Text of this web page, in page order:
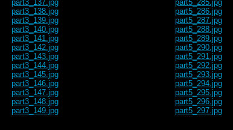
part3_137.jpg
part3_138.jpg
part3_139.jpg
part3_140.jpg
part3_141.jpg
part3_142.jpg
part3_143.jpg
part3_144.jpg
part3_145.jpg
part3_146.jpg
part3_147.jpg
part3_148.jpg
part3_149.jpg
part5_285.jpg
part5_286.jpg
part5_287.jpg
part5_288.jpg
part5_289.jpg
part5_290.jpg
part5_291.jpg
part5_292.jpg
part5_293.jpg
part5_294.jpg
part5_295.jpg
part5_296.jpg
part5_297.jpg